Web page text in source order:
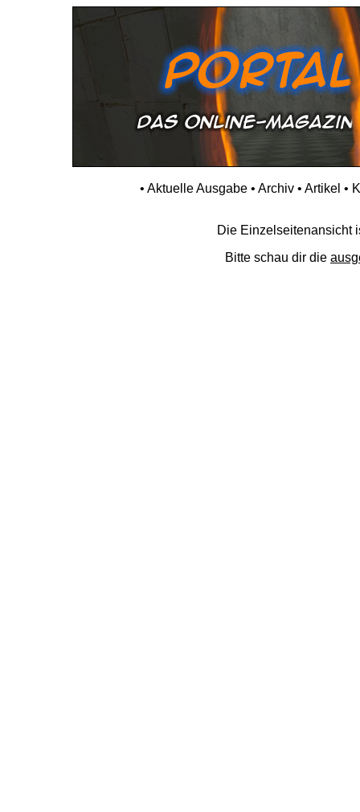
• Aktuelle Ausgabe• Archiv• Artikel •
Die Einzelseitenansicht
Bitte schau dir die